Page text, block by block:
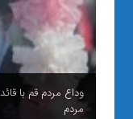
وداع مردم قم با
مردم